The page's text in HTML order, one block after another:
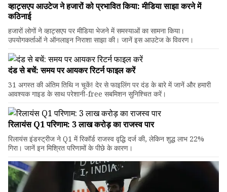
व्हाट्सएप आउटेज ने हजारों को प्रभावित किया: मीडिया साझा करने में
कठिनाई
हजारों लोगों ने व्हाट्सएप पर मीडिया भेजने में समस्याओं का सामना किया।
उपयोगकर्ताओं ने ऑनलाइन निराशा साझा की। जानें इस आउटेज के विवरण।
दंड से बचें: समय पर आयकर रिटर्न फाइल करें
31 अगस्त की अंतिम तिथि न चूकें! देर से फाइलिंग पर दंड के बारे में जानें और हमारी
आवश्यक गाइड के साथ परेशानी-free सबमिशन सुनिश्चित करें।
रिलायंस Q1 परिणाम: ₹3 लाख करोड़ का राजस्व पार
रिलायंस इंडस्ट्रीज ने Q1 में रिकॉर्ड राजस्व वृद्धि दर्ज की, लेकिन शुद्ध लाभ 22%
गिरा। जानें इन मिश्रित परिणामों के पीछे के कारण।